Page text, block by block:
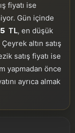
fiyatı ise
Gün içinde
TL, en düşük
altın satış
satış fiyatı ise
yapmadan önce
ayrıca almak